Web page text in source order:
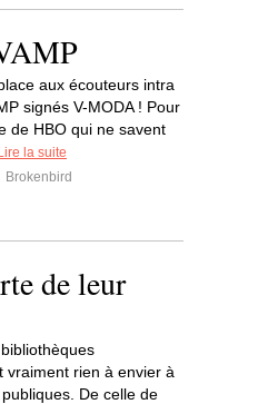
aux écouteurs intra
signés V-MODA ! Pour
de HBO qui ne savent
Lire la suite
Brokenbird
de leur
vraiment rien à envier à
De celle de